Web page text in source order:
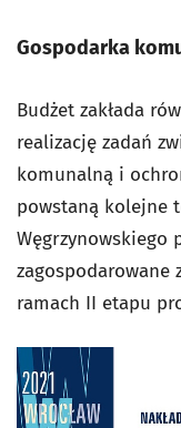
Gospodarka
Budżet zakłada
realizację zadań
komunalną i
powstaną kolejne
Węgrzynowskiego
zagospodarowane
ramach II etapu